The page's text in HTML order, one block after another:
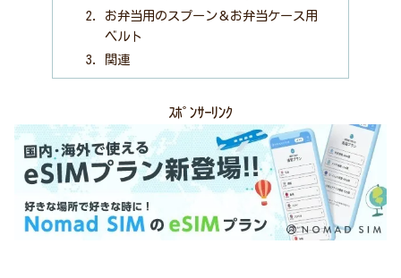
お弁当用のスプーン＆お弁当ケース用
ベルト
関連
ｽﾎﾟﾝｻｰﾘﾝｸ